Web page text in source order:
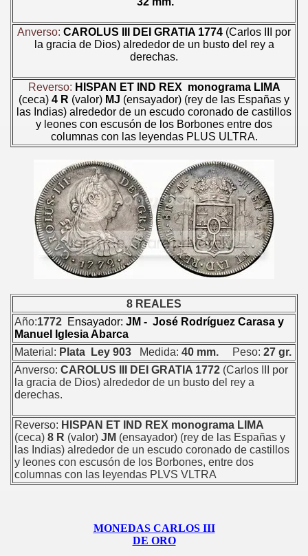
Anverso: CAROLUS III DEI GRATIA 1774 (Carlos III por
la gracia de Dios) alrededor de un busto del rey a
derechas.
Reverso: HISPAN ET IND REX monograma LIMA
(ceca) 4 R (valor) MJ (ensayador) (rey de las Españas y
las Indias) alrededor de un escudo coronado de castillos
y leones con escusón de los Borbones entre dos
columnas con las leyendas PLUS ULTRA.
8 REALES
Año:1772 Ensayador: JM - José Rodríguez Carasa y
Manuel Iglesia Abarca
Material: Plata Ley 903 Medida: 40 mm. Peso: 27 gr.
Anverso: CAROLUS III DEI GRATIA 1772 (Carlos III por
la gracia de Dios) alrededor de un busto del rey a
derechas.
Reverso: HISPAN ET IND REX monograma LIMA
(ceca) 8 R (valor) JM (ensayador) (rey de las Españas y
las Indias) alrededor de un escudo coronado de castillos
y leones con escusón de los Borbones, entre dos
columnas con las leyendas PLVS VLTRA
MONEDAS CARLOS III
DE ORO